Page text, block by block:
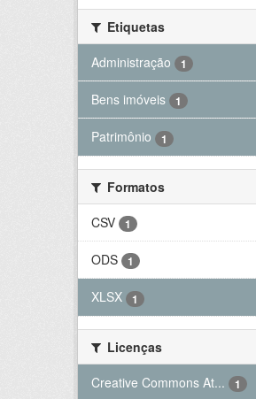
Etiquetas
Administração
1
Bens imóveis 1
Patrimônio 1
Formatos
CSV
1
ODS 1
XLSX 1
Licenças
Creative Commons At...
1